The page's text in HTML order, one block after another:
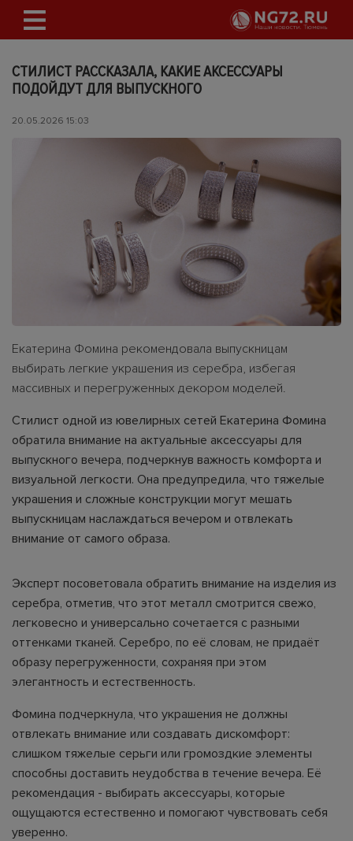
СТИЛИСТ РАССКАЗАЛА, КАКИЕ АКСЕССУАРЫ
ПОДОЙДУТ ДЛЯ ВЫПУСКНОГО
20.05.2026 15:03
Екатерина Фомина рекомендовала выпускницам
выбирать легкие украшения из серебра, избегая
массивных и перегруженных декором моделей.
Стилист одной из ювелирных сетей Екатерина Фомина
обратила внимание на актуальные аксессуары для
выпускного вечера, подчеркнув важность комфорта и
визуальной легкости. Она предупредила, что тяжелые
украшения и сложные конструкции могут мешать
выпускницам наслаждаться вечером и отвлекать
внимание от самого образа.
Эксперт посоветовала обратить внимание на изделия из
серебра, отметив, что этот металл смотрится свежо,
легковесно и универсально сочетается с разными
оттенками тканей. Серебро, по её словам, не придаёт
образу перегруженности, сохраняя при этом
элегантность и естественность.
Фомина подчеркнула, что украшения не должны
отвлекать внимание или создавать дискомфорт:
слишком тяжелые серьги или громоздкие элементы
способны доставить неудобства в течение вечера. Её
рекомендация - выбирать аксессуары, которые
ощущаются естественно и помогают чувствовать себя
уверенно.